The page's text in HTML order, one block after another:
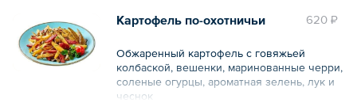
Общий вес – 360 г 620 ₽
Картофель по-охотничьи
Обжаренный картофель с говяжьей
колбаской, вешенки, маринованные черри,
соленые огурцы, ароматная зелень, лук и
чеснок